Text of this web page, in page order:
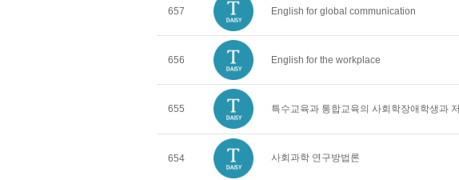
657 English for global communication
656 English for the workplace
655 특수교육과 통합교육의 사회학장애학생과
654 사회과학 연구방법론